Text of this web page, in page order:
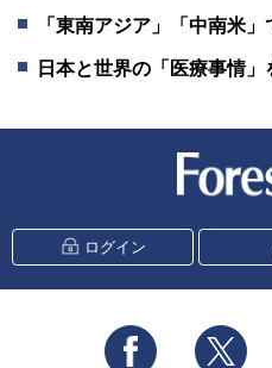
「東南アジア」「中南米
日本と世界の「医療事情
ログイン
Facebook